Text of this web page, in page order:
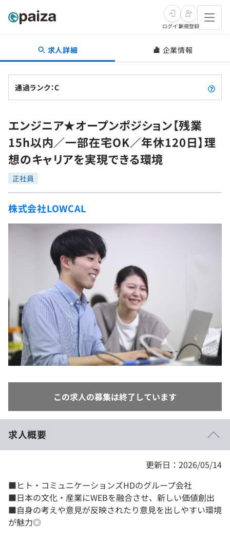
転職・キャリア
転職成功ガイド
転職エージェント
インタビュー
転職成功ガイド
新卒就活
求人検索
本選考
インターン
新卒エージェント
イベント・セミナー
インタビュー
就活成功ガイド
学習
問題集
4択課題
リファレンス
個人向けプラン
法人向けプラン
学校向けプラン
プログラミング言語
再チャレンジ結果一覧
ゲーム・マンガ
Tech Team Journal
paizaとは？
ログイン新規登録
求人詳細 企業情報
通過ランク：C
エンジニア★オープンポジション【残業
15h以内／一部在宅OK／年休120日】理
想のキャリアを実現できる環境
正社員
株式会社LOWCAL
この求人の募集は終了しています
求人概要
更新日：2026/05/14
■ヒト・コミュニケーションズHDのグループ会社
■日本の文化・産業にWEBを融合させ、新しい価値創出
■自身の考えや意見が反映されたり意見を出しやすい環境
が魅力◎